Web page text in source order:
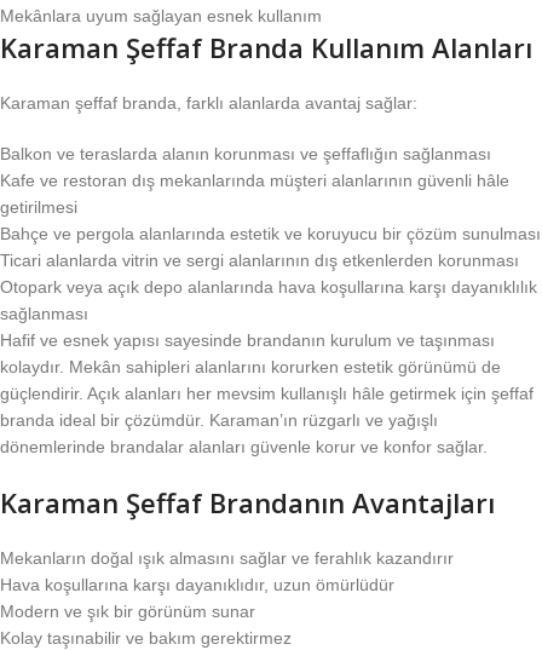
Mekânlara uyum sağlayan esnek kullanım
Karaman Şeffaf Branda Kullanım Alanları
Karaman şeffaf branda, farklı alanlarda avantaj sağlar:
Balkon ve teraslarda alanın korunması ve şeffaflığın sağlanması
Kafe ve restoran dış mekanlarında müşteri alanlarının güvenli hâle
getirilmesi
Bahçe ve pergola alanlarında estetik ve koruyucu bir çözüm sunulması
Ticari alanlarda vitrin ve sergi alanlarının dış etkenlerden korunması
Otopark veya açık depo alanlarında hava koşullarına karşı dayanıklılık
sağlanması
Hafif ve esnek yapısı sayesinde brandanın kurulum ve taşınması
kolaydır. Mekân sahipleri alanlarını korurken estetik görünümü de
güçlendirir. Açık alanları her mevsim kullanışlı hâle getirmek için şeffaf
branda ideal bir çözümdür. Karaman’ın rüzgarlı ve yağışlı
dönemlerinde brandalar alanları güvenle korur ve konfor sağlar.
Karaman Şeffaf Brandanın Avantajları
Mekanların doğal ışık almasını sağlar ve ferahlık kazandırır
Hava koşullarına karşı dayanıklıdır, uzun ömürlüdür
Modern ve şık bir görünüm sunar
Kolay taşınabilir ve bakım gerektirmez